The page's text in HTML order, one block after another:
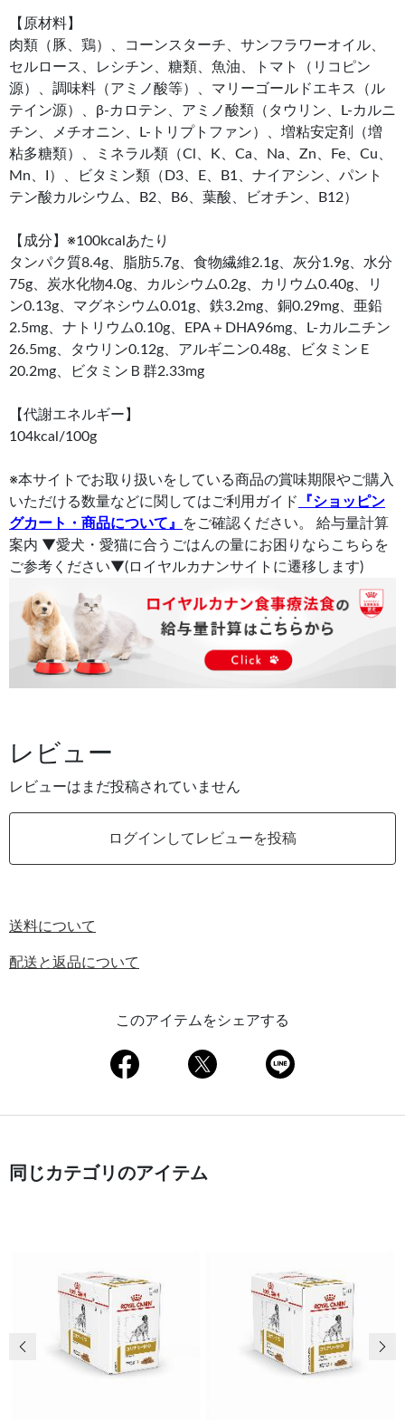
【原材料】
肉類（豚、鶏）、コーンスターチ、サンフラワーオイル、
セルロース、レシチン、糖類、魚油、トマト（リコピン
源）、調味料（アミノ酸等）、マリーゴールドエキス（ル
テイン源）、β-カロテン、アミノ酸類（タウリン、L-カルニ
チン、メチオニン、L-トリプトファン）、増粘安定剤（増
粘多糖類）、ミネラル類（Cl、K、Ca、Na、Zn、Fe、Cu、
Mn、I）、ビタミン類（D3、E、B1、ナイアシン、パント
テン酸カルシウム、B2、B6、葉酸、ビオチン、B12）
【成分】※100kcalあたり
タンパク質8.4g、脂肪5.7g、食物繊維2.1g、灰分1.9g、水分
75g、炭水化物4.0g、カルシウム0.2g、カリウム0.40g、リ
ン0.13g、マグネシウム0.01g、鉄3.2mg、銅0.29mg、亜鉛
2.5mg、ナトリウム0.10g、EPA＋DHA96mg、L-カルニチン
26.5mg、タウリン0.12g、アルギニン0.48g、ビタミンＥ
20.2mg、ビタミンＢ群2.33mg
【代謝エネルギー】
104kcal/100g
※本サイトでお取り扱いをしている商品の賞味期限やご購入
いただける数量などに関してはご利用ガイド
『ショッピン
グカート・商品について』
をご確認ください。 給与量計算
案内 ▼愛犬・愛猫に合うごはんの量にお困りならこちらを
ご参考ください▼(ロイヤルカナンサイトに遷移します)
レビュー
レビューはまだ投稿されていません
ログインしてレビューを投稿
送料について
配送と返品について
このアイテムをシェアする
同じカテゴリのアイテム
前の画像 次